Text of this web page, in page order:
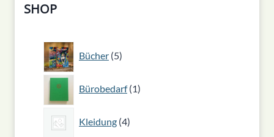
SHOP
Bücher 5
5
Produkte
Bürobedarf 1
1
Produkt
Kleidung 4
4
Produkte